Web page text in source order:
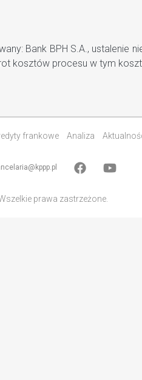
Bank BPH S.A., ustalenie
kosztów procesu w tym
frankowe Analiza
prawa zastrzeżone.